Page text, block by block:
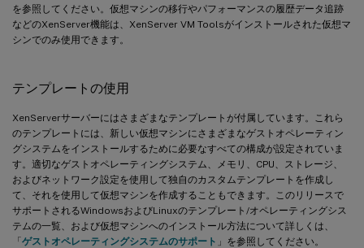
を参照してください。仮想マシンの移行やパフォーマンスの履歴データ追跡
などのXenServer機能は、XenServer VM Toolsがインストールされた仮想マ
シンでのみ使用できます。
テンプレートの使用
XenServerサーバーにはさまざまなテンプレートが付属しています。これら
のテンプレートには、新しい仮想マシンにさまざまなゲストオペレーティン
グシステムをインストールするために必要なすべての構成が設定されていま
す。適切なゲストオペレーティングシステム、メモリ、CPU、ストレージ、
およびネットワーク設定を使用して独自のカスタムテンプレートを作成し
て、それを使用して仮想マシンを作成することもできます。このリリースで
サポートされるWindowsおよびLinuxのテンプレート/オペレーティングシス
テムの一覧、および仮想マシンへのインストール方法について詳しくは、
「ゲストオペレーティングシステムのサポート 」を参照してください。